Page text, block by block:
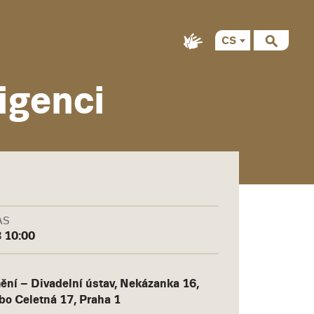
CS
10:00
– Divadelní ústav, Nekázanka 16,
Celetná 17, Praha 1